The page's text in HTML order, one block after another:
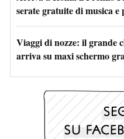
serate gratuite di musica e
Viaggi di nozze: il grande
arriva su maxi schermo